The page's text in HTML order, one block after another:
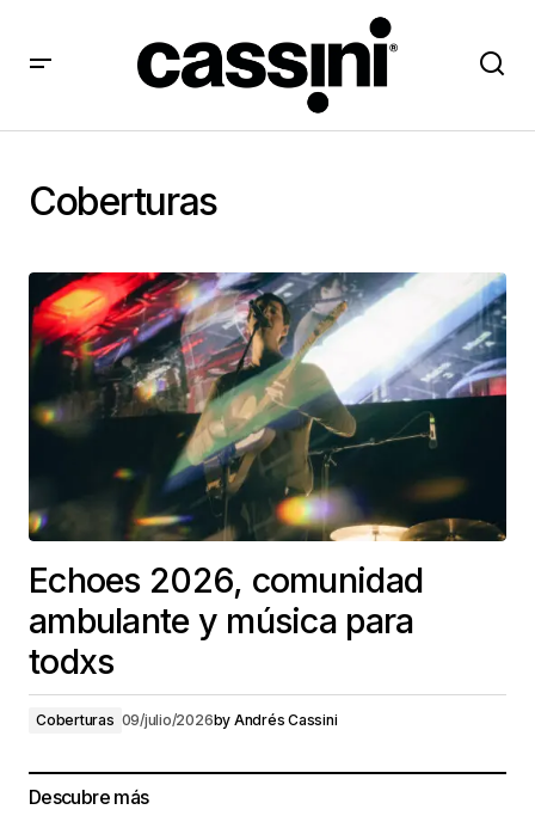
Coberturas
Echoes 2026, comunidad
ambulante y música para
todxs
Coberturas 09/julio/2026by Andrés Cassini
Descubre más